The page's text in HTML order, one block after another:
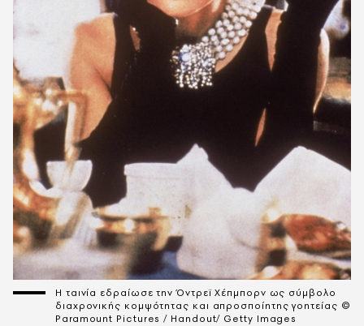
Η ταινία εδραίωσε την Όντρεϊ Χέπμπορν ως σύμβολο
διαχρονικής κομψότητας και απροσποίητης γοητείας ©
Paramount Pictures / Handout/ Getty Images